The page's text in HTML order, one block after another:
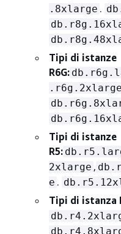
.8xlarge .
Tipi di istanze
R6G:
.r6g.2xlarge
Tipi di istanze
R5:
2xlarge ,
e .
Tipi di istanza